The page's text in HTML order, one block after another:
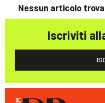
Nessun articolo
Iscriviti